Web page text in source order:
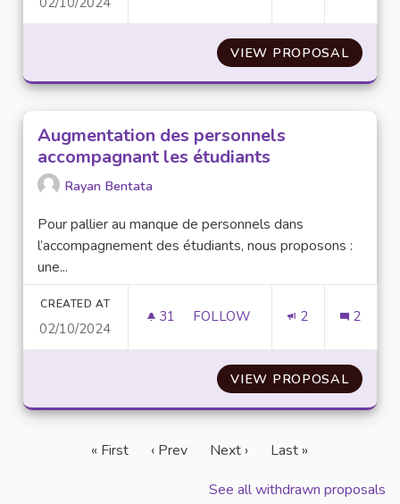
VIEW PROPOSAL
Augmentation des personnels
accompagnant les étudiants
Rayan Bentata
Pour pallier au manque de personnels dans
l’accompagnement des étudiants, nous proposons :
une...
CREATED AT
02/10/2024
31 31 FOLLOWERS
FOLLOW 2 2
VIEW PROPOSAL
« First ‹ Prev Next ›
Last »
See all withdrawn proposals